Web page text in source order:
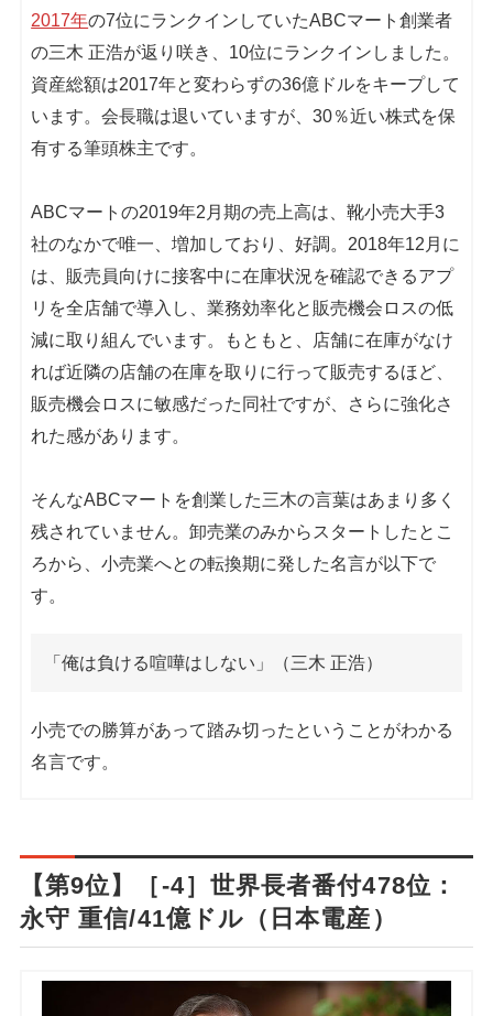
2017年の7位にランクインしていたABCマート創業者
の三木 正浩が返り咲き、10位にランクインしました。
資産総額は2017年と変わらずの36億ドルをキープして
います。会長職は退いていますが、30％近い株式を保
有する筆頭株主です。
ABCマートの2019年2月期の売上高は、靴小売大手3
社のなかで唯一、増加しており、好調。2018年12月に
は、販売員向けに接客中に在庫状況を確認できるアプ
リを全店舗で導入し、業務効率化と販売機会ロスの低
減に取り組んでいます。もともと、店舗に在庫がなけ
れば近隣の店舗の在庫を取りに行って販売するほど、
販売機会ロスに敏感だった同社ですが、さらに強化さ
れた感があります。
そんなABCマートを創業した三木の言葉はあまり多く
残されていません。卸売業のみからスタートしたとこ
ろから、小売業へとの転換期に発した名言が以下で
す。
「俺は負ける喧嘩はしない」（三木 正浩）
小売での勝算があって踏み切ったということがわかる
名言です。
【第9位】［-4］世界長者番付478位：
永守 重信/41億ドル（日本電産）